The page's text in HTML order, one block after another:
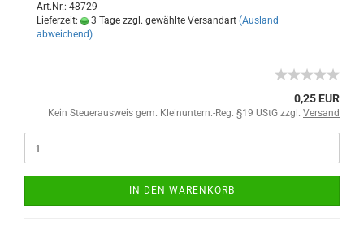
Art.Nr.: 48729
Lieferzeit:
3 Tage zzgl. gewählte Versandart (Ausland
abweichend)
0,25 EUR
Kein Steuerausweis gem. Kleinuntern.-Reg. §19 UStG zzgl. Versand
IN DEN WARENKORB